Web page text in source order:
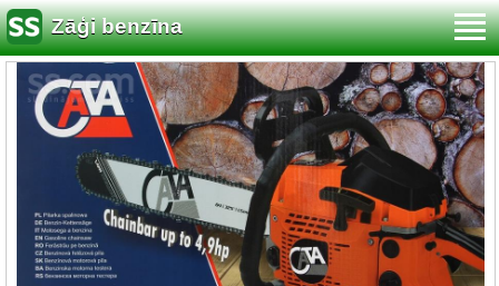
Zāģi benzīna